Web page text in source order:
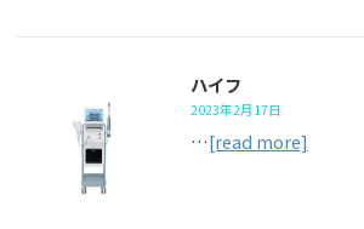
ハイフ
2023年2月17日
…[read more]